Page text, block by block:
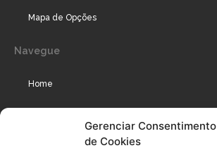
Gerenciar Consentimento
de Cookies
Mapa de Opções
Navegue
Home